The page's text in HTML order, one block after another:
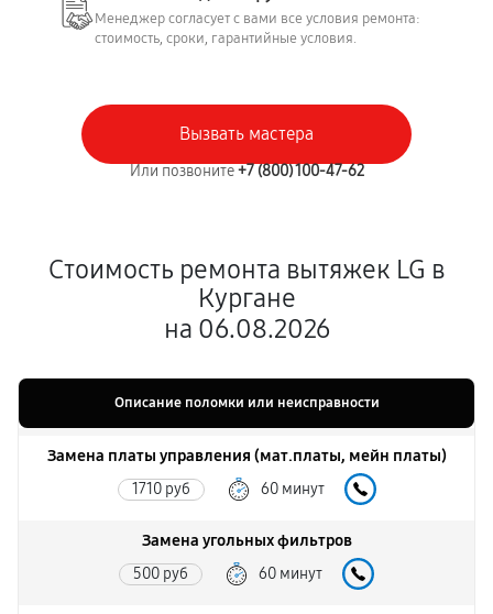
Вызвать мастера
Или позвоните +7 (800) 100-47-62
Менеджер согласует с вами все условия ремонта:
стоимость, сроки, гарантийные условия.
Стоимость ремонта вытяжек LG в
Кургане
на 06.08.2026
Описание поломки или неисправности
Замена платы управления (мат.платы, мейн платы)
1710 руб 60 минут
Замена угольных фильтров
500 руб 60 минут